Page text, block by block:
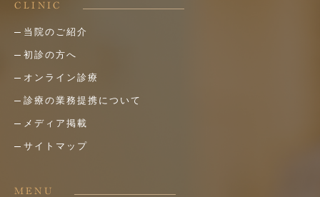
CLINIC
当院のご紹介
初診の方へ
オンライン診療
診療の業務提携について
メディア掲載
サイトマップ
MENU